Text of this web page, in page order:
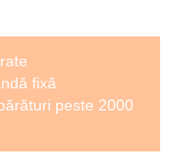
fixă
peste 2000